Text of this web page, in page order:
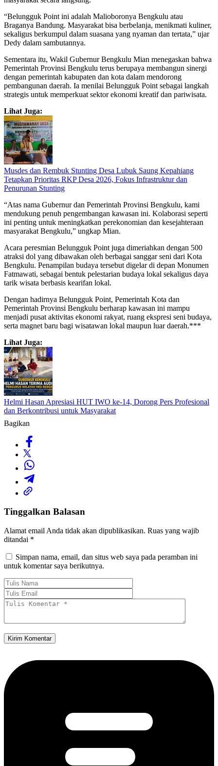
“Belungguk Point ini adalah Malioboronya Bengkulu atau
Braganya Bandung. Masyarakat bisa berbelanja, menikmati kuliner,
sekaligus berkumpul dalam suasana yang nyaman dan tertata,” ujar
Dedy dalam sambutannya.
Sementara itu, Wakil Gubernur Bengkulu Mian menegaskan bahwa
Pemerintah Provinsi Bengkulu terus berupaya membangun sinergi
dengan pemerintah kabupaten dan kota dalam mendorong
pembangunan daerah. Ia menilai Belungguk Point sebagai langkah
strategis untuk memperkuat sektor ekonomi kreatif dan pariwisata.
Lihat Juga:
Musdes dan Rembuk Stunting Desa Lubuk Saung Kepahiang
Tetapkan Prioritas RKP Desa 2026, Fokus Infrastruktur dan
Penurunan Stunting
“Atas nama Gubernur dan Pemerintah Provinsi Bengkulu, kami
mendukung penuh pengembangan kawasan ini. Kolaborasi seperti
ini penting untuk meningkatkan perekonomian dan kesejahteraan
masyarakat Bengkulu,” ungkap Mian.
Acara peresmian Belungguk Point juga dimeriahkan dengan 500
atraksi dol yang dibawakan oleh berbagai sanggar seni dari Kota
Bengkulu. Penampilan budaya tersebut digelar di depan Monumen
Fatmawati, sebagai bentuk pelestarian budaya lokal sekaligus daya
tarik wisata berbasis kearifan lokal.
Dengan hadirnya Belungguk Point, Pemerintah Kota dan
Pemerintah Provinsi Bengkulu berharap kawasan ini mampu
menjadi pusat aktivitas ekonomi rakyat, ruang ekspresi seni budaya,
serta magnet baru bagi wisatawan lokal maupun luar daerah.***
Lihat Juga:
Helmi Hasan Apresiasi HUT IWO ke-14, Dorong Pers Profesional
dan Berkontribusi untuk Masyarakat
Bagikan
Tinggalkan Balasan
Alamat email Anda tidak akan dipublikasikan. Ruas yang wajib
ditandai *
Simpan nama, email, dan situs web saya pada peramban ini
untuk komentar saya berikutnya.